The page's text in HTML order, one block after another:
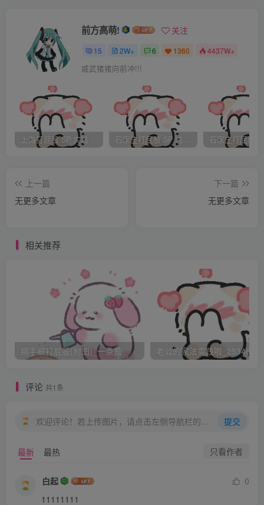
肚子越来越痛，Emma额头上的汗水一颗颗的饱满极了，
她再也受不了了，可是又不敢忤逆丈夫，在Emma快要跪不
住的时候医生告诉她可以排了，不等医生关上门，Emma迫
不及待的起来释放……Emma以为“治疗”结束了，但是看到
医生又拿着灌肠剂进来了，姑娘无法忍受再经历一次灌肠，
痛哭流涕向Brain认错，说自己并没有生病，Brain盯着她的眼
睛说道，“Emma Riddle，我给过你机会，但是你依然不知死
活的继续撒谎逃避学习，现在的惩罚是你自找的，我觉得打
置，再多来几次你才能记住今天的教训！”可怜的姑娘报以嚎
啕大哭。
冷着脸让她在浴缸边撅好屁股。刚刚经历过洗礼的屁股眼有
些微红，也很敏感，怯怯的翕合着，Brain还是稍微扩张了
下，才又把软管插进去，肠道内又一次的冰凉感令Emma哭
得更厉害了，不住向医生求饶，她没想到灌肠会这么难受，
更是彻底怕了丈夫。
第三次灌完，Emma腿都软了，被Brain抱回了卧室。
Brain把她放在膝头，露出有些红肿的后穴，沾了药膏轻轻的
了？”Emma摇摇头，“我再也不敢了先生，求你别再这样罚
是Brain每次惩罚都会让Emma反省，这次也不例外，他拿了
抗，任由医生缓缓放了进去。因为这次Emma当着Brain的面
撒了两次谎逃避学习，Brain让她后穴含着肛塞坐在椅子上写
前方高萌! 关注
15 2W+ 6 1360 4437W+
威武猪猪向前冲!!!
上海打屁股 SP 实践 石家庄打屁股 SP 纯实践
上一篇
无更多文章
下一篇
无更多文章
相关推荐
纲手被打屁股(附图)_一条荒 老公的家法实践啦
评论 共1条
欢迎评论！若上传图片，请点击左侧导航栏的图床工具，获取图片链接。 提交
最新 最热 只看作者
白起
0
11111111